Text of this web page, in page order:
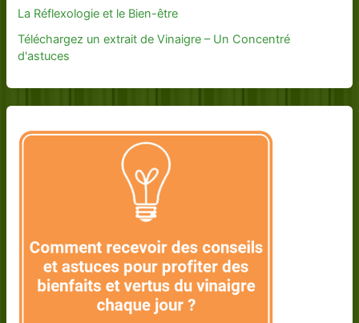
La Réflexologie et le Bien-être
Téléchargez un extrait de Vinaigre – Un Concentré
d'astuces